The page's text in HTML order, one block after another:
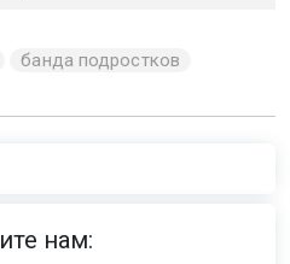
банда подростков
нам: